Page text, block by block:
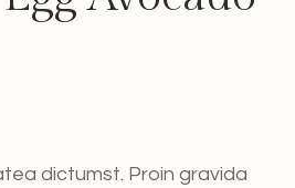
dictumst. Proin gravida